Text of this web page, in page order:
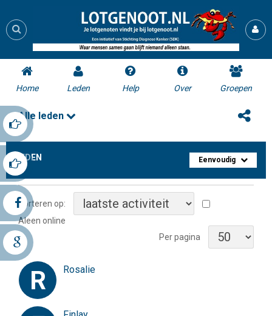
Home Leden Help Over Groepen
Alle leden
LEDEN Eenvoudig
Sorteren op:
Aleen online
Per pagina
R Rosalie